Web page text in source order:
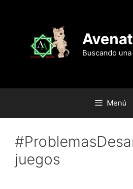
Buscando
Menú
juegos